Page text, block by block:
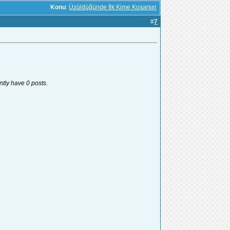
Konu: Üzüldüğünde İlk Kime Koşarsın
#7
have 0 posts.